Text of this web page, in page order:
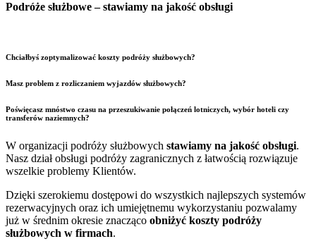
Podróże służbowe – stawiamy na jakość obsługi
Chciałbyś zoptymalizować koszty podróży służbowych?
Masz problem z rozliczaniem wyjazdów służbowych?
Poświęcasz mnóstwo czasu na przeszukiwanie połączeń lotniczych, wybór hoteli czy
transferów naziemnych?
W organizacji podróży służbowych stawiamy na jakość obsługi.
Nasz dział obsługi podróży zagranicznych z łatwością rozwiązuje
wszelkie problemy Klientów.
Dzięki szerokiemu dostępowi do wszystkich najlepszych systemów
rezerwacyjnych oraz ich umiejętnemu wykorzystaniu pozwalamy
już w średnim okresie znacząco obniżyć koszty podróży
służbowych w firmach.